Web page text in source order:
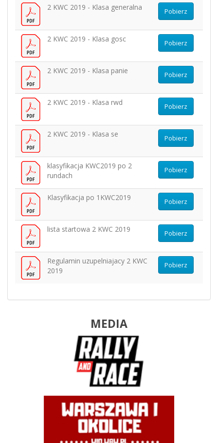
2 KWC 2019 - Klasa generalna Pobierz
2 KWC 2019 - Klasa gosc Pobierz
2 KWC 2019 - Klasa panie Pobierz
2 KWC 2019 - Klasa rwd Pobierz
2 KWC 2019 - Klasa se Pobierz
klasyfikacja KWC2019 po 2
rundach
Pobierz
Klasyfikacja po 1KWC2019 Pobierz
lista startowa 2 KWC 2019 Pobierz
Regulamin uzupelniajacy 2 KWC
2019
Pobierz
MEDIA